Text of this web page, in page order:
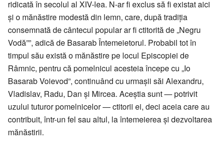
ridicată în secolul al XIV-lea. N-ar fi exclus să fi existat aici
și o mănăstire modestă din lemn, care, după tradiția
consemnată de cântecul popular ar fi ctitorită de „Negru
Vodă””, adică de Basarab Întemeietorul. Probabil tot în
timpul său există o mănăstire pe locul Episcopiei de
Râmnic, pentru că pomelnicul acesteia începe cu „Io
Basarab Voievod”, continuând cu urmașii săi Alexandru,
Vladislav, Radu, Dan și Mircea. Aceștia sunt — potrivit
uzului tuturor pomelnicelor — ctitorii ei, deci aceia care au
contribuit, într-un fel sau altul, la întemeierea și dezvoltarea
mănăstirii.